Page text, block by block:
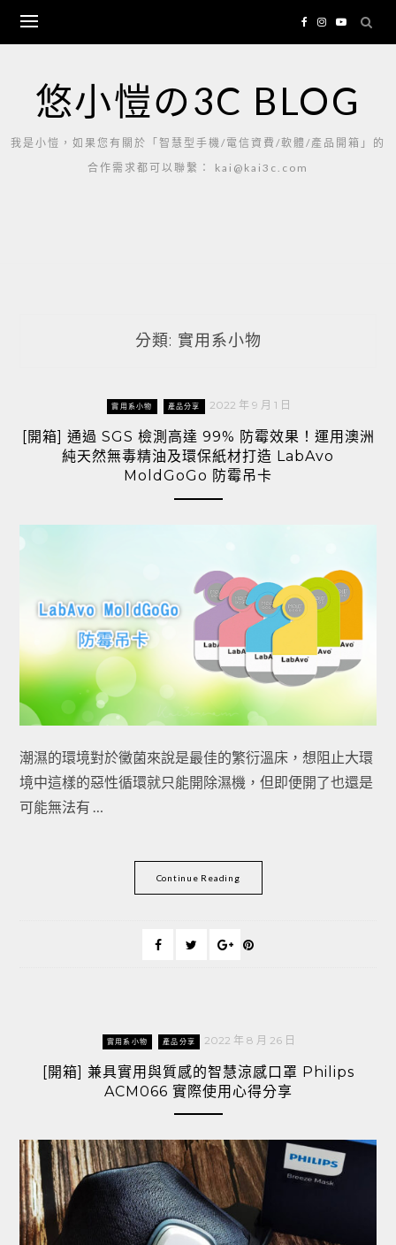
content
悠小愷の3C BLOG
我是小愷，如果您有關於「智慧型手機/電信資費/軟體/產品開箱」的
合作需求都可以聯繫： kai@kai3c.com
分類: 實用系小物
實用系小物 產品分享 2022 年 9 月 1 日
[開箱] 通過 SGS 檢測高達 99% 防霉效果！運用澳洲
純天然無毒精油及環保紙材打造 LabAvo
MoldGoGo 防霉吊卡
潮濕的環境對於黴菌來說是最佳的繁衍溫床，想阻止大環
境中這樣的惡性循環就只能開除濕機，但即便開了也還是
可能無法有 …
Continue Reading
實用系小物 產品分享 2022 年 8 月 26 日
[開箱] 兼具實用與質感的智慧涼感口罩 Philips
ACM066 實際使用心得分享